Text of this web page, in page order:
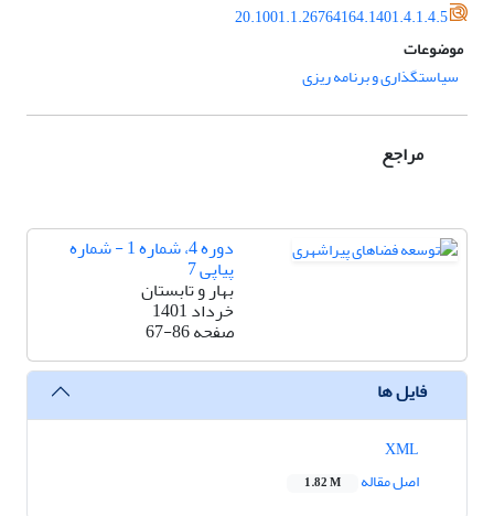
20.1001.1.26764164.1401.4.1.4.5
موضوعات
سیاستگذاری و برنامه ریزی
مراجع
دوره 4، شماره 1 - شماره
پیاپی 7
بهار و تابستان
خرداد 1401
صفحه67-86
فایل ها
اصل مقاله
1.82 M